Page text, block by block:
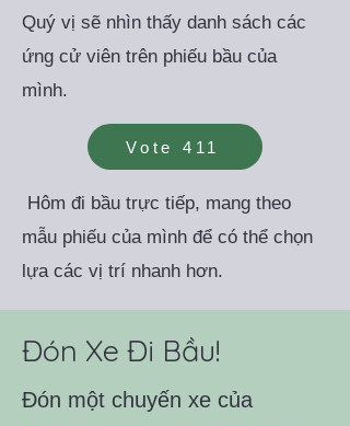
Quý vị sẽ nhìn thấy danh sách các
ứng cử viên trên phiếu bầu của
mình.
Vote 411
Hôm đi bầu trực tiếp, mang theo
mẫu phiếu của mình để có thể chọn
lựa các vị trí nhanh hơn.
Đón Xe Đi Bầu!
Đón một chuyến xe của